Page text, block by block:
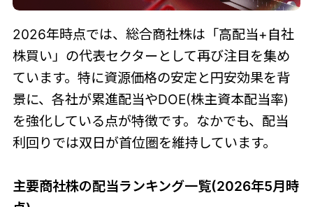
2026年時点では、総合商社株は「高配当+自社
株買い」の代表セクターとして再び注目を集め
ています。特に資源価格の安定と円安効果を背
景に、各社が累進配当やDOE(株主資本配当率)
を強化している点が特徴です。なかでも、配当
利回りでは双日が首位圏を維持しています。
主要商社株の配当ランキング一覧(2026年5月時